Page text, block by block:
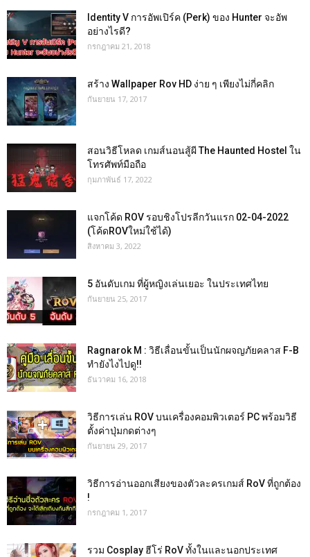
Identity V การอัพเปิร์ค (Perk) ของ Hunter จะอัพ
อย่างไรดี?
กรกฎาคม 21, 2018
สร้าง Wallpaper Rov HD ง่าย ๆ เพียงไม่กี่คลิก
กันยายน 17, 2017
สอนวิธีโหลด เกมส์นอนสู้ผี The Haunted Hostel ใน
โทรศัพท์มือถือ
กุมภาพันธ์ 17, 2022
แจกโค้ด ROV รอบชิงโปรลีกวันแรก 02-04-2022
(โค้ดROVใหม่ใช้ได้)
สิงหาคม 3, 2022
5 อันดับเกม ที่ผู้หญิงเล่นเยอะ ในประเทศไทย
กันยายน 25, 2017
Ragnarok M : วิธีเลื่อนขั้นเป็นนักผจญภัยคลาส F-B
ทำยังไงไปดู!!
ธันวาคม 16, 2018
วิธีการเล่น ROV บนเครื่องคอมพิวเตอร์ PC พร้อมวิธี
ตั้งค่าปุ่มกดต่างๆ
กันยายน 29, 2017
วิธีการอ่านออกเสียงของตัวละครเกมส์ RoV ที่ถูกต้อง
!
กรกฎาคม 1, 2017
รวม Cosplay ฮีโร่ RoV ทั้งในและนอกประเทศ